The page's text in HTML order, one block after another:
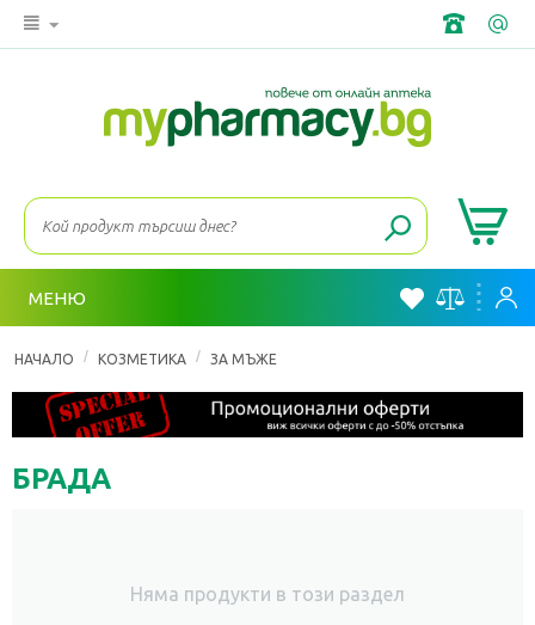
МЕНЮ
НАЧАЛО / КОЗМЕТИКА / ЗА МЪЖЕ
БРАДА
Няма продукти в този раздел